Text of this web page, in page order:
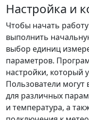
Настройка и
Чтобы начать
выполнить
выбор единиц
параметров.
настройки, который
Пользователи
для различных
и температура, а